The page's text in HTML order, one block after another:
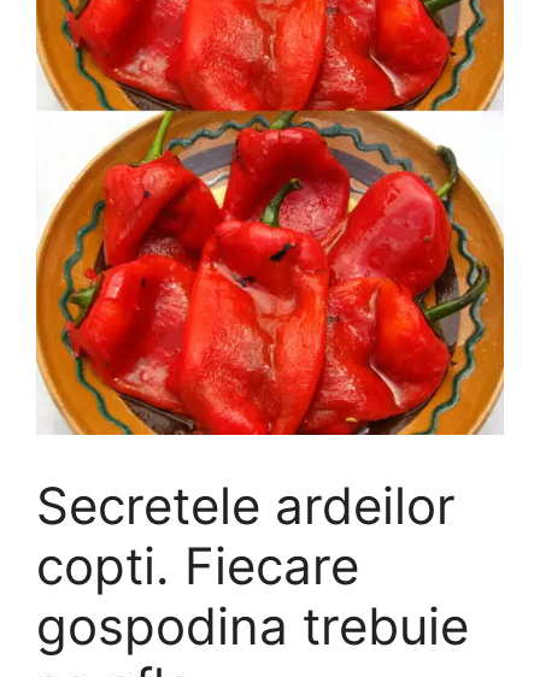
Secretele ardeilor
copti. Fiecare
gospodina trebuie